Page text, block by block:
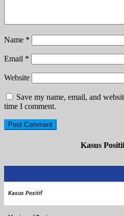
Name *
Email *
Website
Save my name, email, and
time I comment.
Kasus